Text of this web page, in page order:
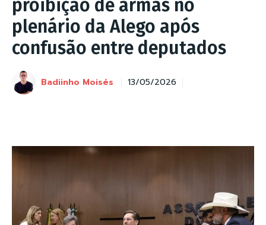
proibição de armas no
plenário da Alego após
confusão entre deputados
Badiinho Moisés 13/05/2026